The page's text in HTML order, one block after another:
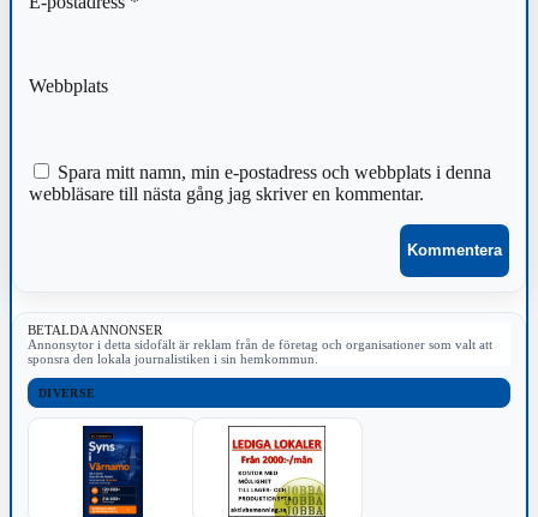
Webbplats
Spara mitt namn, min e-postadress och webbplats i denna
webbläsare till nästa gång jag skriver en kommentar.
BETALDA ANNONSER
Annonsytor i detta sidofält är reklam från de företag och organisationer som valt att
sponsra den lokala journalistiken i sin hemkommun.
DIVERSE